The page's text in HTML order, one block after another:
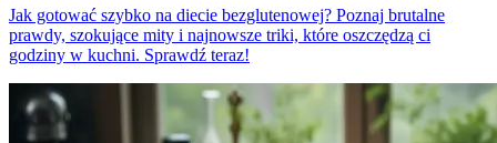
Jak gotować szybko na diecie bezglutenowej? Poznaj brutalne
prawdy, szokujące mity i najnowsze triki, które oszczędzą ci
godziny w kuchni. Sprawdź teraz!